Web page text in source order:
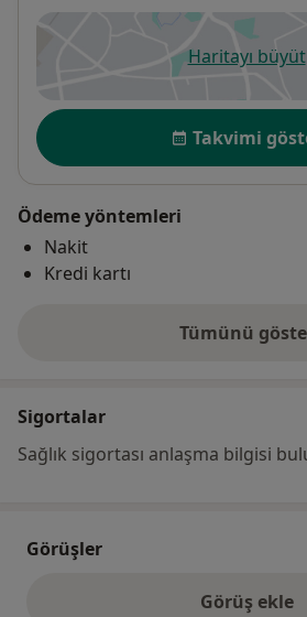
Haritayı büyüt
yeni bir
Uygunluk
Takvimi
Ödeme yöntemleri
Nakit
Kredi kartı
Tümünüadres
Sigortalar
Sağlık sigortası anlaşma bilgisi
Görüşler
Görüş ekle